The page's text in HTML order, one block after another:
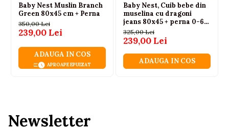
Baby Nest Muslin Branch
Green 80x45 cm + Perna
350,00 Lei
239,00 Lei
ADAUGA IN COS
APROAPE EPUIZAT
Baby Nest, Cuib bebe din
muselina cu dragoni
jeans 80x45 + perna 0-6
luni
325,00 Lei
239,00 Lei
ADAUGA IN COS
Newsletter